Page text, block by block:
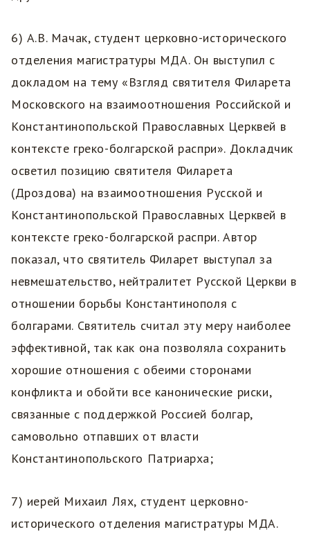
6) А.В. Мачак, студент церковно-исторического
отделения магистратуры МДА. Он выступил с
докладом на тему «Взгляд святителя Филарета
Московского на взаимоотношения Российской и
Константинопольской Православных Церквей в
контексте греко-болгарской распри». Докладчик
осветил позицию святителя Филарета
(Дроздова) на взаимоотношения Русской и
Константинопольской Православных Церквей в
контексте греко-болгарской распри. Автор
показал, что святитель Филарет выступал за
невмешательство, нейтралитет Русской Церкви в
отношении борьбы Константинополя с
болгарами. Святитель считал эту меру наиболее
эффективной, так как она позволяла сохранить
хорошие отношения с обеими сторонами
конфликта и обойти все канонические риски,
связанные с поддержкой Россией болгар,
самовольно отпавших от власти
Константинопольского Патриарха;
7) иерей Михаил Лях, студент церковно-
исторического отделения магистратуры МДА.